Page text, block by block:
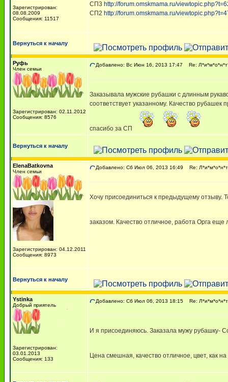
Зарегистрирован:
08.08.2009
Сообщения: 11517
СП3 http://forum.omskmama.ru/
СП2 http://forum.omskmama.ru/
Вернуться к началу
Руфь
Член семьи
Зарегистрирован: 02.11.2012
Сообщения: 8576
Добавлено: Вс Июн 16, 2013 17:47 Re:
Заказывала мужские рубашки с длинным
соответствует указанному. Качество
спасибо за СП
Вернуться к началу
ElenaBatkovna
Член семьи
Зарегистрирован: 04.12.2011
Сообщения: 8973
Добавлено: Сб Июл 06, 2013 16:49 Re:
Хочу присоединиться к предыдущему отзыву.
заказом. Качество отличное, работа Орга
Вернуться к началу
Ystinka
Добрый приятель
Зарегистрирован:
03.01.2013
Сообщения: 133
Добавлено: Сб Июл 06, 2013 18:15 Re:
И я присоединяюсь. Заказала мужу рубашку-
Цена смешная, качество отличное, цвет, как